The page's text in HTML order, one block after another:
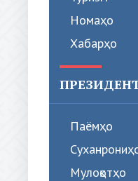
Номаҳо
Хабарҳо
Паёмҳо
Мулоқотҳо